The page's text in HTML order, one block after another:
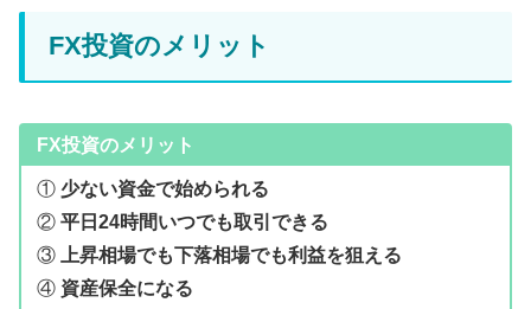
FX投資のメリット
FX投資のメリット
①少ない資金で始められる
②平日24時間いつでも取引できる
③上昇相場でも下落相場でも利益を狙える
④資産保全になる